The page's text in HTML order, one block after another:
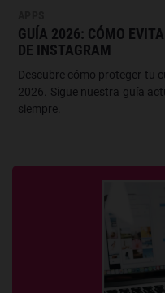
GUÍA 2026: CÓMO
DE INSTAGRAM
Descubre cómo proteger tu
2026. Sigue nuestra guía
siempre.